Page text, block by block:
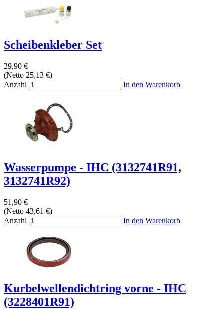
Scheibenkleber Set
29,90 €
(Netto 25,13 €)
Anzahl
In den Warenkorb
Wasserpumpe - IHC (3132741R91,
3132741R92)
51,90 €
(Netto 43,61 €)
Anzahl
In den Warenkorb
Kurbelwellendichtring vorne - IHC
(3228401R91)